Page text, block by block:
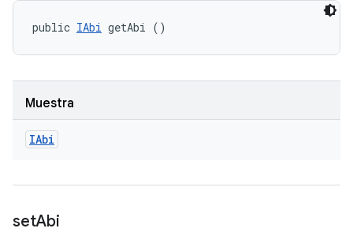
public IAbi getAbi ()
Muestra
IAbi
setAbi